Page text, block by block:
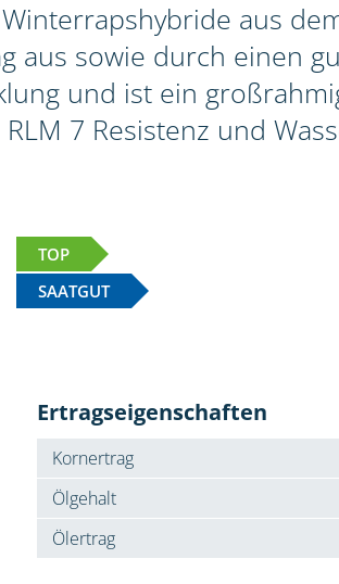
aus
aus sowie durch einen
und ist ein
7 Resistenz und
TOP
SAATGUT
Ertragseigenschaften
Kornertrag
Ölgehalt
Ölertrag